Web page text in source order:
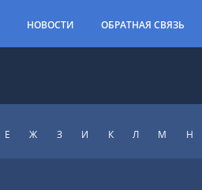
НОВОСТИ ОБРАТНАЯ СВЯЗЬ
Е Ж З И К Л М Н